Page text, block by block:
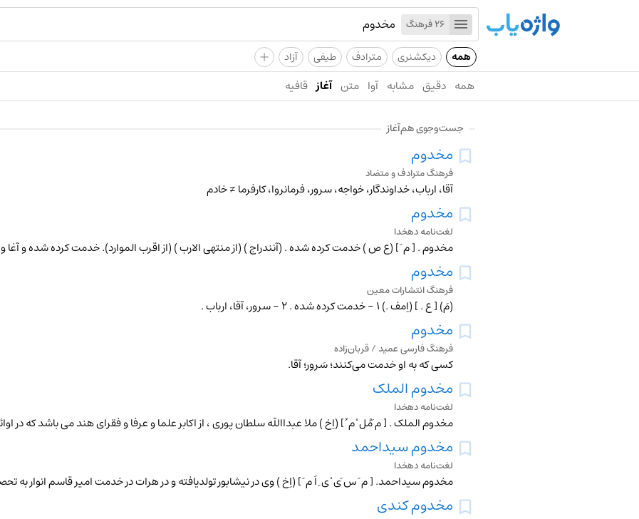
26 فرهنگ
همه دیکشنری مترادف طیفی آزاد +
همه دقیق مشابه آوا متن آغاز قافیه
جست‌وجوی هم‌آغاز
مخدوم
فرهنگ مترادف و متضاد
آقا، ارباب، خداوندگار، خواجه، سرور، فرمانروا، کارفرما ≠ خادم
مخدوم
لغت‌نامه دهخدا
مخدوم
فرهنگ انتشارات معین
(مَ) [ ع . ] (اِمف .) 1 - خدمت کرده شده . 2 - سرور، آقا، ارباب .
مخدوم
فرهنگ فارسی عمید / قربان‌زاده
کسی که به او خدمت می‌کنند؛ سَرور؛ آقا.
مخدوم الملک
لغت‌نامه دهخدا
مخدوم سیداحمد
لغت‌نامه دهخدا
مخدوم کندی